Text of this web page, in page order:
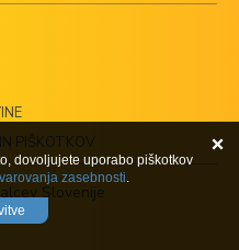
PIŠKOTKOV
Slovenije
dovoljujete uporabo piškotkov
zasebnosti.